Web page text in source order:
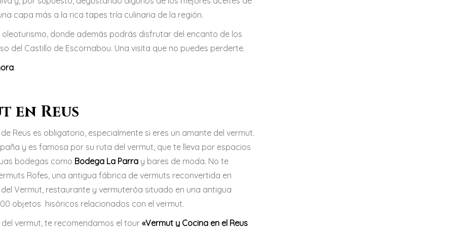
capa más a la rica tapes tría culinaria de la región.
donde además podrás disfrutar del encanto de los
del Castillo de Escornabou. Una visita que no puedes perderte.
.
en Reus
Reus es obligatorio, especialmente si eres un amante del vermut.
y es famosa por su ruta del vermut, que te lleva por espacios
bodegas como Bodega La Parra y bares de moda. No te
Rofes, una antigua fábrica de vermuts reconvertida en
Vermut, restaurante y vermuteróa situado en una antigua
objetos hisóricos relacionados con el vermut.
vermut, te recomendamos el tour «Vermut y Cocina en el Reus